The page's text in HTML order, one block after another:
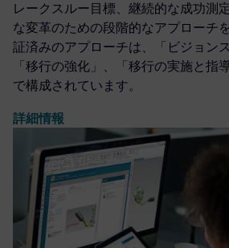
レークスルー目標、継続的な成功測
な変革のための段階的なアプローチ
証済みのアプローチは、「ビジョン
「移行の強化」、「移行の実施と指
で構成されています。
詳細情報